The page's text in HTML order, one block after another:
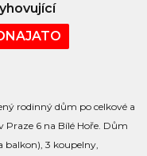
rodinný dům po celkové a
6 na Bílé Hoře. Dům
balkon), 3 koupelny,